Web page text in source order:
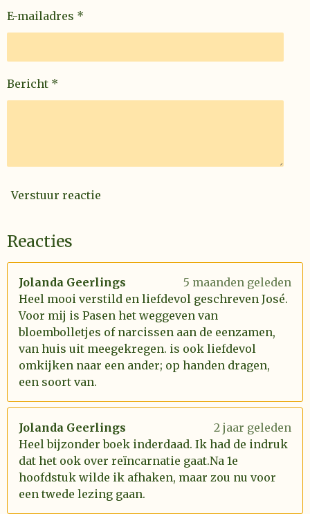
E-mailadres *
Bericht *
Verstuur reactie
Reacties
Jolanda Geerlings
5 maanden geleden
Heel mooi verstild en liefdevol geschreven José.
Voor mij is Pasen het weggeven van
bloembolletjes of narcissen aan de eenzamen,
van huis uit meegekregen. is ook liefdevol
omkijken naar een ander; op handen dragen,
een soort van.
Jolanda Geerlings
2 jaar geleden
Heel bijzonder boek inderdaad. Ik had de indruk
dat het ook over reïncarnatie gaat.Na 1e
hoofdstuk wilde ik afhaken, maar zou nu voor
een twede lezing gaan.